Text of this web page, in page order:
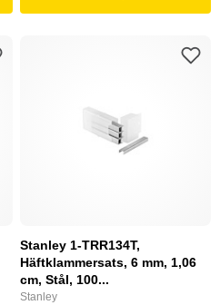
Stanley 1-TRR134T,
Häftklammersats, 6 mm, 1,06
cm, Stål, 100...
Stanley